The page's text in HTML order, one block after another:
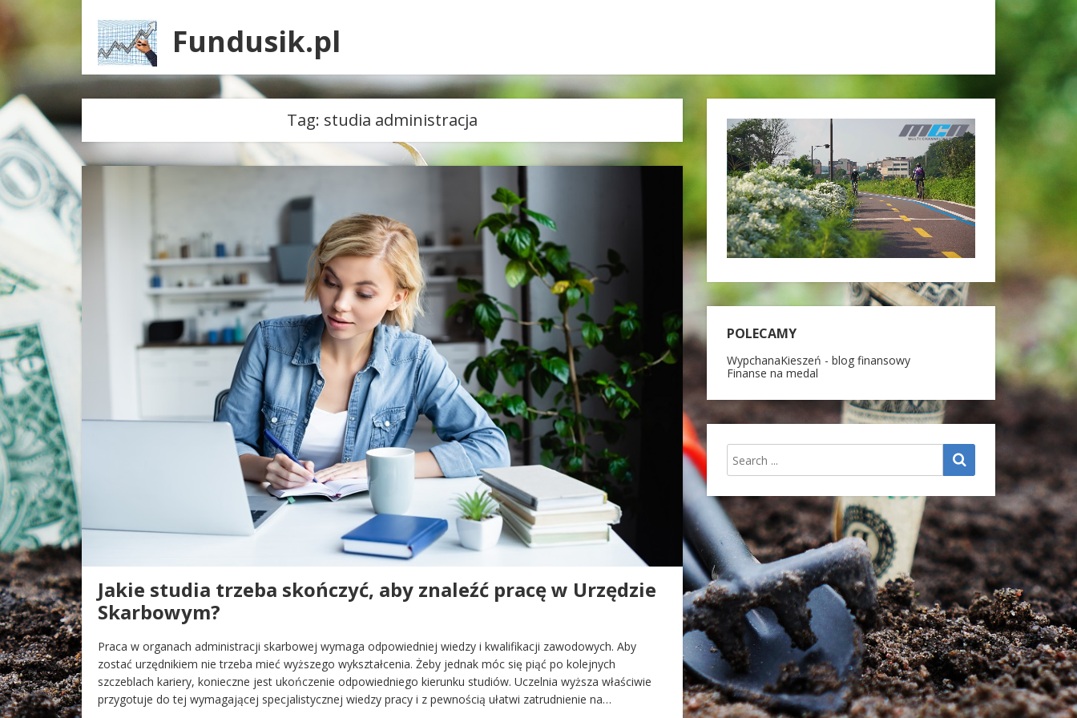
Fundusik.pl
Tag: studia administracja
Jakie studia trzeba skończyć, aby znaleźć pracę w Urzędzie
Skarbowym?
Praca w organach administracji skarbowej wymaga odpowiedniej wiedzy i kwalifikacji zawodowych. Aby
zostać urzędnikiem nie trzeba mieć wyższego wykształcenia. Żeby jednak móc się piąć po kolejnych
szczeblach kariery, konieczne jest ukończenie odpowiedniego kierunku studiów. Uczelnia wyższa właściwie
przygotuje do tej wymagającej specjalistycznej wiedzy pracy i z pewnością ułatwi zatrudnienie na…
POLECAMY
WypchanaKieszeń - blog finansowy
Finanse na medal